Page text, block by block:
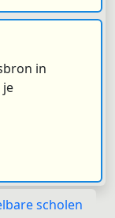
in
je
scholen